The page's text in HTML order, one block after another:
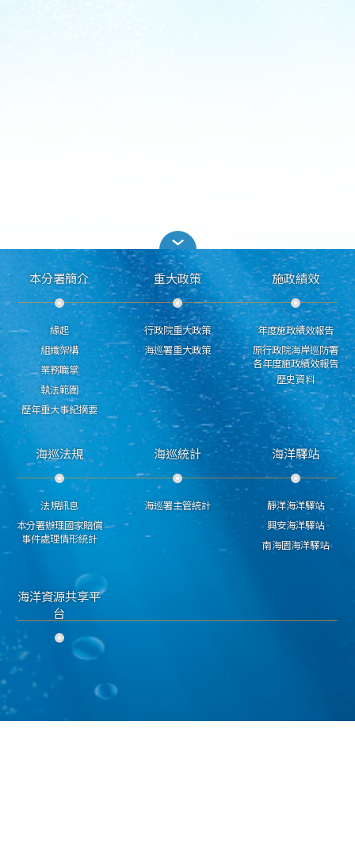
本分署簡介
緣起
組織架構
業務職掌
執法範圍
歷年重大事紀摘要
重大政策
行政院重大政策
海巡署重大政策
施政績效
年度施政績效報告
原行政院海岸巡防署
各年度施政績效報告
歷史資料
海巡法規
法規訊息
本分署辦理國家賠償
事件處理情形統計
海巡統計
海巡署主管統計
海洋驛站
靜洋海洋驛站
興安海洋驛站
南海園海洋驛站
海洋資源共享平
台